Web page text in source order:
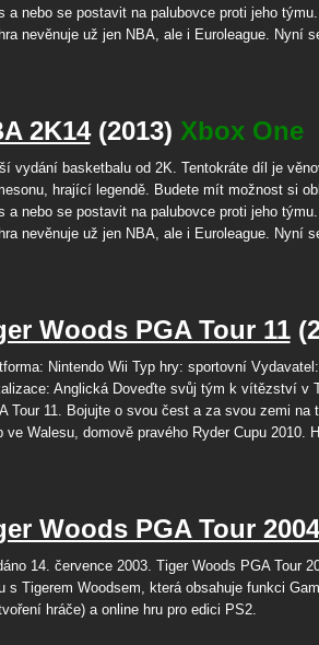
a nebo se postavit na palubovce proti jeho
nevěnuje už jen NBA, ale i Euroleague. Nyní
2K14(2013) Xbox One
vydání basketbalu od 2K. Tentokráte díl je
hrající legendě. Budete mít možnost si
a nebo se postavit na palubovce proti jeho
nevěnuje už jen NBA, ale i Euroleague. Nyní
Woods PGA Tour 11
Nintendo Wii Typ hry: sportovní
Anglická Doveďte svůj tým k vítězství v
Tour 11. Bojujte o svou čest a za svou zemi na
ve Walesu, domově pravého Ryder Cupu 2010.
Woods PGA Tour 2004
14. července 2003. Tiger Woods PGA Tour
s Tigerem Woodsem, která obsahuje funkci
hráče) a online hru pro edici PS2.